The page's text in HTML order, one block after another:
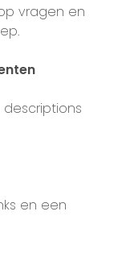
vragen en
descriptions
en een